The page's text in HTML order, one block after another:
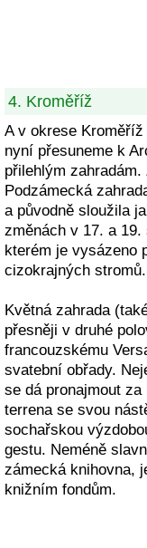
4. Kroměříž
A v okrese
nyní přesuneme k
přilehlým
Podzámecká
a původně sloužila
změnách v 17. a
kterém je vysázeno
cizokrajných stromů.
Květná zahrada
přesněji v druhé
francouzskému
svatební obřady.
se dá pronajmout
terrena se svou
sochařskou
gestu. Neméně
zámecká knihovna,
knižním fondům.